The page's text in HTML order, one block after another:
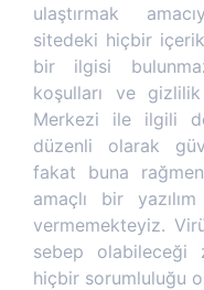
ulaştırmak
sitedeki hiçbir
bir ilgisi
koşulları ve
Merkezi ile ilgili
düzenli olarak
fakat buna
amaçlı bir
vermemekteyiz.
sebep olabileceği
hiçbir sorumluluğu